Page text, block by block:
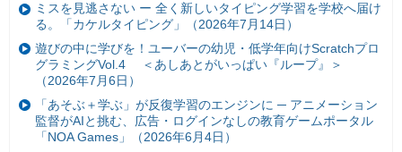
ミスを見逃さない ー 全く新しいタイピング学習を学校へ届け
る。「カケルタイピング」（2026年7月14日）
遊びの中に学びを！ユーバーの幼児・低学年向けScratchプロ
グラミングVol.4 ＜あしあとがいっぱい『ループ』＞
（2026年7月6日）
「あそぶ＋学ぶ」が反復学習のエンジンに ─ アニメーション
監督がAIと挑む、広告・ログインなしの教育ゲームポータル
「NOA Games」（2026年6月4日）